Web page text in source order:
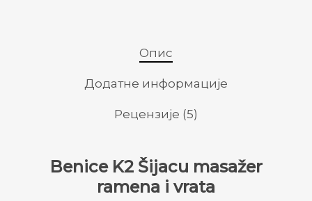
Опис
Додатне информације
Рецензије (5)
Benice K2 Šijacu masažer
ramena i vrata